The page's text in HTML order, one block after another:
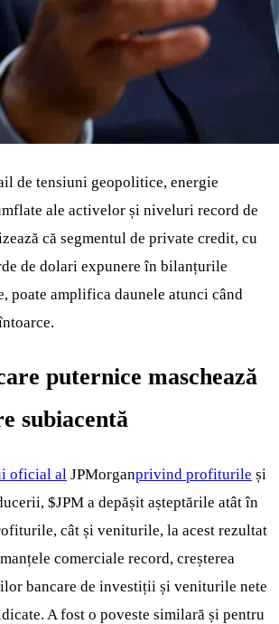
de tensiuni geopolitice, energie
ale activelor și niveluri record de
că segmentul de private credit, cu
de dolari expunere în bilanțurile
poate amplifica daunele atunci când
puternice maschează
subiacentă
oficial al JPMorganprivind profiturile și
$JPM a depășit așteptările atât în
cât și veniturile, la acest rezultat
comerciale record, creșterea
bancare de investiții și veniturile nete
A fost o poveste similară și pentru